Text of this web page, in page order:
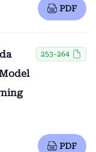
PDF
253-264
PDF